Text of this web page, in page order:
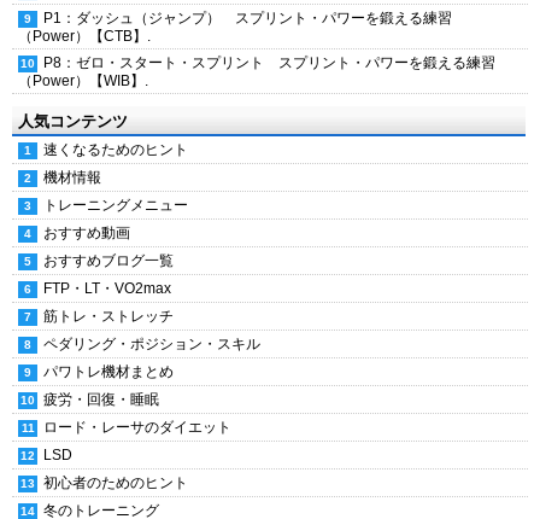
P1：ダッシュ（ジャンプ） スプリント・パワーを鍛える練習
（Power）【CTB】.
P8：ゼロ・スタート・スプリント スプリント・パワーを鍛える練習
（Power）【WIB】.
人気コンテンツ
速くなるためのヒント
機材情報
トレーニングメニュー
おすすめ動画
おすすめブログ一覧
FTP・LT・VO2max
筋トレ・ストレッチ
ペダリング・ポジション・スキル
パワトレ機材まとめ
疲労・回復・睡眠
ロード・レーサのダイエット
LSD
初心者のためのヒント
冬のトレーニング